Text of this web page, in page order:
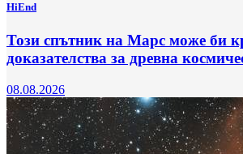
HiEnd
Този спътник на Марс може би
доказателства за древна
08.08.2026